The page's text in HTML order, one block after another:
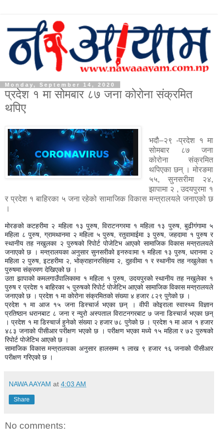
Monday, September 14, 2020
प्रदेश १ मा सोमबार ८७ जना कोरोना संक्रमित
थपिए
भदौ–२९ -प्रदेश १ मा
सोमबार ८७ जना
कोरोना संक्रमित
थपिएका छन् । मोरङमा
५५, सुनसरीमा २४,
झापामा २ , उदयपुरमा १
र प्रदेश १ बाहिरका ५ जना रहेको सामाजिक विकास मन्त्रालयले जनाएको छ
।
मोरङको कटहरीमा २ महिला १३ पुरुष, विराटनगरमा १ महिला १३ पुरुष, बुढीगंगामा ५
महिला ८ पुरुष, ग्रामथानमा २ महिला ५ पुरुष, रतुवामाईमा ३ पुरुष, जहदामा १ पुरुष र
स्थानीय तह नखुलका २ पुरुषको रिपोर्ट पोजेटिभ आएको सामाजिक विकास मन्त्रालयले
जनाएको छ । मन्त्रालयका अनुसार सुनसरीको इनरुवामा १ महिला १३ पुरुष, धरानमा २
महिला२ पुरुष, इटहरीमा २, भोक्राहानरसिंहमा २, दुहवीमा १ र स्थानीय तह नखुलेका १
पुरुषमा संक्रमण देखिएको छ ।
उता झापाको कमलगाउँपालिकामा १ महिला १ पुरुष, उदयपुरको स्थानीय तह नखुलेका १
पुरुष र प्रदेश १ बाहिरका ५ पुरुषको रिपोर्ट पोजेटिभ आएको सामाजिक विकास मन्त्रालयले
जनाएको छ । प्रदेश १ मा कोरोना संक्रमितको संख्या ४ हजार ८२९ पुगेको छ ।
प्रदेश १ मा आज १५ जना डिस्चार्ज भएका छन् । वीपी कोइराला स्वास्थ्य विज्ञान
प्रतिष्ठान धरानबाट ८ जना र न्युरो अस्पताल विराटनगरबाट ७ जना डिस्चार्ज भएका छन्
। प्रदेश १ मा डिस्चार्ज हुनेको संख्या २ हजार ७८ पुगेको छ । प्रदेश १ मा आज १ हजार
४८३ जनाको पीसीआर परीक्षण भएको छ । परीक्षण भएका मध्ये १५ महिला र ७२ पुरुषको
रिपोर्ट पोजेटिभ आएको छ ।
सामाजिक विकास मन्त्रालयका अनुसार हालसम्म १ लाख ९ हजार १६ जनाको पीसीआर
परीक्षण गरिएको छ ।
NAWA AAYAM at 4:03 AM
Share
No comments: